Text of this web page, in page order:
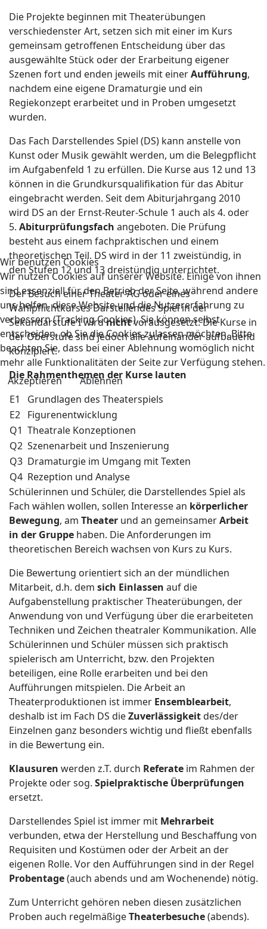
Die Projekte beginnen mit Theaterübungen
verschiedenster Art, setzen sich mit einer im Kurs
gemeinsam getroffenen Entscheidung über das
ausgewählte Stück oder der Erarbeitung eigener
Szenen fort und enden jeweils mit einerAufführung,
nachdem eine eigene Dramaturgie und ein
Regiekonzept erarbeitet und in Proben umgesetzt
wurden.
Das Fach Darstellendes Spiel (DS) kann anstelle von
Kunst oder Musik gewählt werden, um die Belegpflicht
im Aufgabenfeld 1 zu erfüllen. Die Kurse aus 12 und 13
können in die Grundkursqualifikation für das Abitur
eingebracht werden. Seit dem Abiturjahrgang 2010
wird DS an der Ernst-Reuter-Schule 1 auch als 4. oder
5. Abiturprüfungsfach angeboten. Die Prüfung
besteht aus einem fachpraktischen und einem
theoretischen Teil. DS wird in der 11 zweistündig, in
den Stufen 12 und 13 dreistündig unterrichtet.
Der Besuch einer Theater-AG oder eines
Wahlpflichtkurses Darstellendes Spiel in der
Sekundarstufe I wirdnichtvorausgesetzt. Die Kurse in
der Oberstufe sind jedoch alle aufeinander aufbauend
konzipiert.
Die Rahmenthemen der Kurse lauten
E1
Grundlagen des Theaterspiels
E2 Figurenentwicklung
Q1 Theatrale Konzeptionen
Q2 Szenenarbeit und Inszenierung
Q3 Dramaturgie im Umgang mit Texten
Q4 Rezeption und Analyse
Schülerinnen und Schüler, die Darstellendes Spiel als
Fach wählen wollen, sollen Interesse an körperlicher
Bewegung, am Theater und an gemeinsamerArbeit
in der Gruppe haben. Die Anforderungen im
theoretischen Bereich wachsen von Kurs zu Kurs.
Die Bewertung orientiert sich an der mündlichen
Mitarbeit, d.h. dem sich Einlassen auf die
Aufgabenstellung praktischer Theaterübungen, der
Anwendung von und Verfügung über die erarbeiteten
Techniken und Zeichen theatraler Kommunikation. Alle
Schülerinnen und Schüler müssen sich praktisch
spielerisch am Unterricht, bzw. den Projekten
beteiligen, eine Rolle erarbeiten und bei den
Aufführungen mitspielen. Die Arbeit an
Theaterproduktionen ist immer Ensemblearbeit,
deshalb ist im Fach DS dieZuverlässigkeitdes/der
Einzelnen ganz besonders wichtig und fließt ebenfalls
in die Bewertung ein.
Klausuren werden z.T. durch Referate im Rahmen der
Projekte oder sog. Spielpraktische Überprüfungen
ersetzt.
Darstellendes Spiel ist immer mit Mehrarbeit
verbunden, etwa der Herstellung und Beschaffung von
Requisiten und Kostümen oder der Arbeit an der
eigenen Rolle. Vor den Aufführungen sind in der Regel
Probentage(auch abends und am Wochenende) nötig.
Zum Unterricht gehören neben diesen zusätzlichen
Proben auch regelmäßigeTheaterbesuche(abends).
Wir benutzen Cookies
Wir nutzen Cookies auf unserer Website. Einige von ihnen
sind essenziell für den Betrieb der Seite, während andere
uns helfen, diese Website und die Nutzererfahrung zu
verbessern (Tracking Cookies). Sie können selbst
entscheiden, ob Sie die Cookies zulassen möchten. Bitte
beachten Sie, dass bei einer Ablehnung womöglich nicht
mehr alle Funktionalitäten der Seite zur Verfügung stehen.
Akzeptieren
Ablehnen